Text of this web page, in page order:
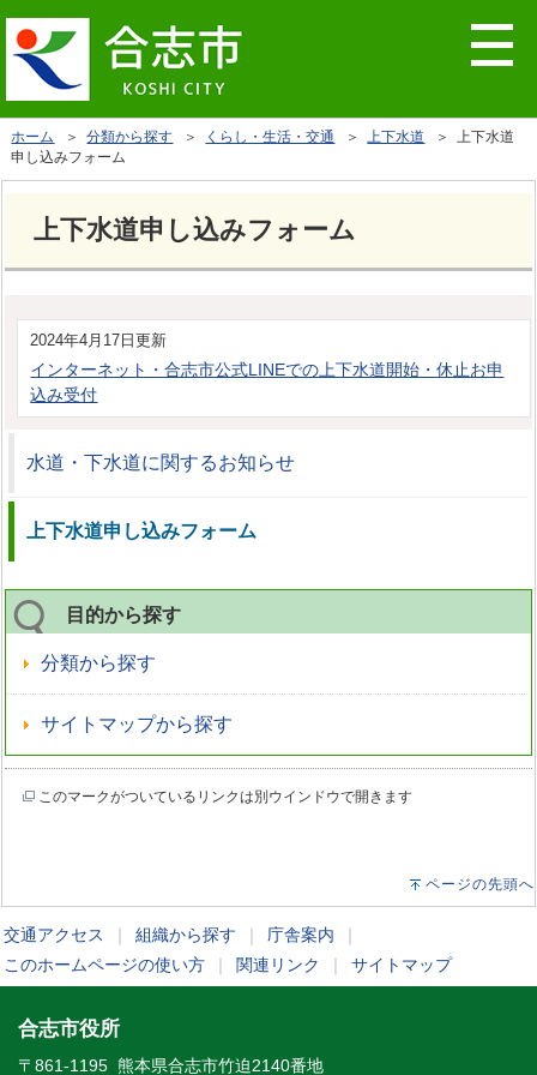
ホーム ＞分類から探す ＞ くらし・生活・交通 ＞上下水道
＞ 上下水道
申し込みフォーム
上下水道申し込みフォーム
2024年4月17日更新
インターネット・合志市公式LINEでの上下水道開始・休止お申
込み受付
水道・下水道に関するお知らせ
上下水道申し込みフォーム
目的から探す
分類から探す
サイトマップから探す
このマークがついているリンクは別ウインドウで開きます
ページの先頭へ
交通アクセス 組織から探す 庁舎案内
このホームページの使い方
関連リンク サイトマップ
合志市役所
〒861-1195 熊本県合志市竹迫2140番地